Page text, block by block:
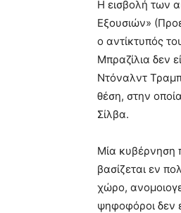
H εισβολή των
Εξουσιών»
ο αντίκτυπός
Μπραζίλια δεν
Ντόναλντ
θέση, στην
Σίλβα.
Μία κυβέρνηση
βασίζεται εν
χώρο,
ψηφοφόροι δεν